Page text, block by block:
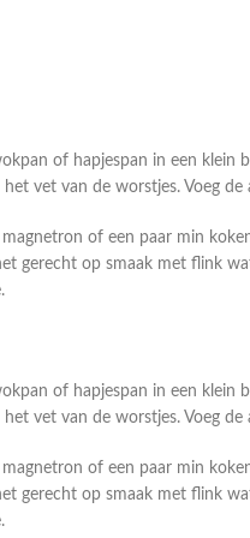
of hapjespan in een
vet van de worstjes. Voeg
of een paar min
gerecht op smaak met flink
of hapjespan in een
vet van de worstjes. Voeg
of een paar min
gerecht op smaak met flink